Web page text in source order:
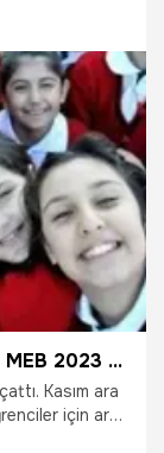
Kasım ara tatili ne zaman başlıyor? MEB 2023 Kasım ilk ara tatil ayın kaçında başlayacak?
Kasım ara
için ara